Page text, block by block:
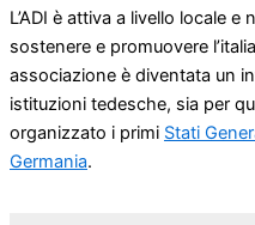
L’ADI è attiva a livello locale
sostenere e promuovere
associazione è diventata un
istituzioni tedesche, sia per
organizzato i primi Stati
Germania.